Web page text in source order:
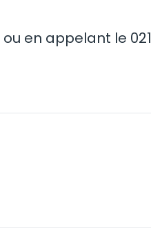
ou en appelant le